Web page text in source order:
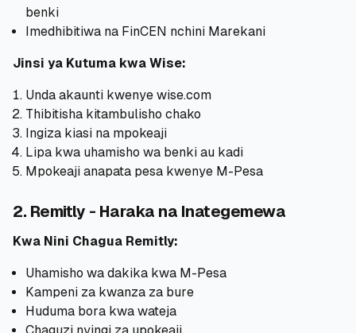
benki
Imedhibitiwa na FinCEN nchini Marekani
Jinsi ya Kutuma kwa Wise:
Unda akaunti kwenye wise.com
Thibitisha kitambulisho chako
Ingiza kiasi na mpokeaji
Lipa kwa uhamisho wa benki au kadi
Mpokeaji anapata pesa kwenye M-Pesa
2. Remitly - Haraka na Inategemewa
Kwa Nini Chagua Remitly:
Uhamisho wa dakika kwa M-Pesa
Kampeni za kwanza za bure
Huduma bora kwa wateja